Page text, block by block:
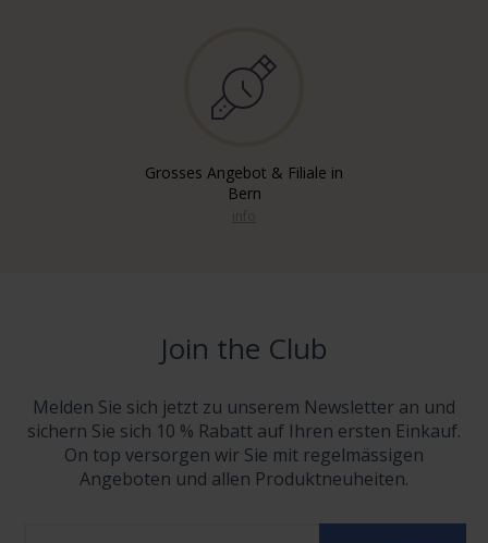
Grosses Angebot & Filiale in
Bern
Join the Club
Melden Sie sich jetzt zu unserem Newsletter an und
sichern Sie sich 10 % Rabatt auf Ihren ersten Einkauf.
On top versorgen wir Sie mit regelmässigen
Angeboten und allen Produktneuheiten.